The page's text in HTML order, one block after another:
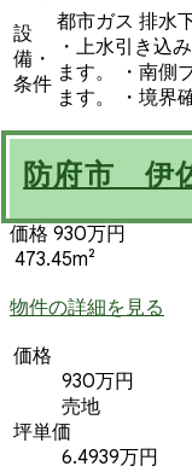
設
備・
条件
都市ガス 排水
・上水引き込
ます。 ・南側
ます。 ・境界
防府市 伊
価格 930万円
473.45m²
物件の詳細を見る
価格
930万円
売地
坪単価
6.4939万円